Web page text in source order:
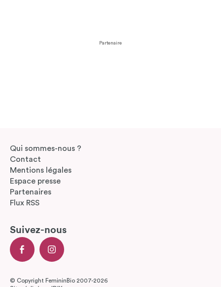
Partenaire
Qui sommes-nous ?
Contact
Mentions légales
Espace presse
Partenaires
Flux RSS
Suivez-nous
© Copyright FemininBio 2007-2026